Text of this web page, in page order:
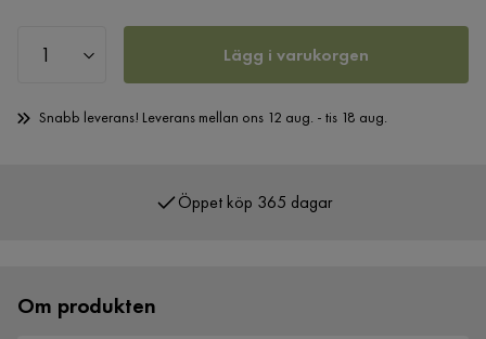
Lägg i varukorgen
Snabb leverans! Leverans mellan ons 12 aug. - tis 18 aug.
Öppet köp 365 dagar
Om produkten